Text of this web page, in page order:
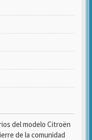
del modelo Citroën
de la comunidad